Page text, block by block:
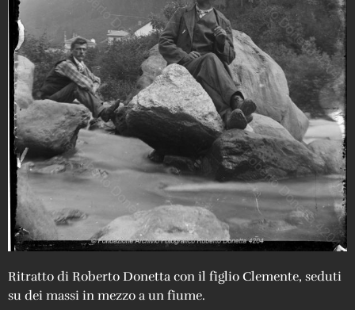
Ritratto di Roberto Donetta con il figlio Clemente, seduti
su dei massi in mezzo a un fiume.